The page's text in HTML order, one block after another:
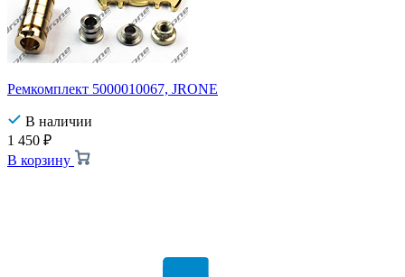
Ремкомплект 5000010067, JRONE
В наличии
1 450 ₽
В корзину